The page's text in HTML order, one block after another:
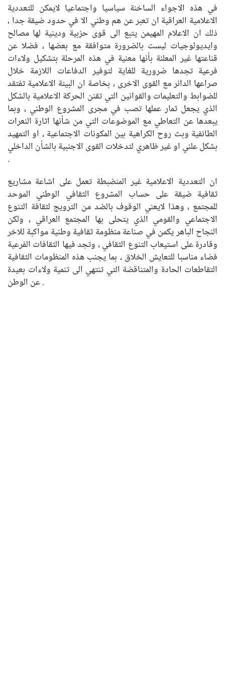
في هذه الاجواء الساخنة سياسيا واجتماعيا لايمكن للتعددية
الاعلامية العراقية ان تعبر عن هم وطني الا في حدود ضيقة جدا ،
ذلك ان الاعلام المهيمن يتبع الى قوى حزبية ودينية لها مصالح
وايديولوجيات ليست بالضرورة متوافقة مع بعضها ، فضلا عن
قناعتها غير المعلنة بأنها معنية في هذه المرحلة بتشكيل ولاءات
فرعية تجدها ضرورية للغاية لتوفير الدفاعات اللازمة خلال
صراعها الدائر مع القوى الاخرى ، بخاصة ان البيئة الاعلامية تفتقد
للضوابط والتعليمات والقوانين التي تقنن الحركة الاعلامية بالشكل
الذي يجعل ثمار عملها تصب في مجرى المشروع الوطني ، وبما
يبعدها عن التعاطي مع الموضوعات التي من شأنها اثارة النعرات
الطائفية وبث روح الكراهية بين المكونات الاجتماعية ، او التمهيد
بشكل علني او غير ظاهري لتدخلات القوى الاجنبية بالشأن الداخلي
.
ان التعددية الاعلامية غير المنضبطة تعمل على اشاعة مشاريع
ثقافية ضيقة على حساب المشروع الثقافي الوطني الموحد
للمجتمع ، وهذا لايعني الوقوف بالضد من الترويج لثقافة التنوع
الاجتماعي والقومي الذي يتحلى بها المجتمع العراقي ، ولكن
النجاح الباهر يكمن في صناعة منظومة ثقافية وطنية مواكبة للاخر
وقادرة على استيعاب التنوع الثقافي ، وتجد فيها الثقافات الفرعية
فضاء مناسبا للتعايش الخلاق ، بما يجنب هذه المنظومات الثقافية
التقاطعات الحادة والمتناقضة التي تنتهي الى تنمية ولاءات بعيدة
عن الوطن .